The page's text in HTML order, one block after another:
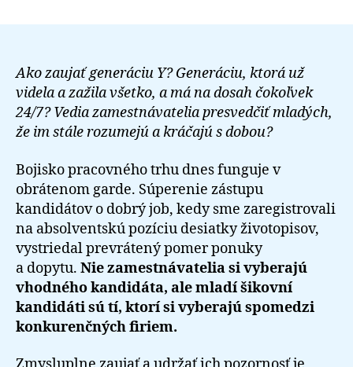
Ako zaujať generáciu Y? Generáciu, ktorá už
videla a zažila všetko, a má na dosah čokoľvek
24/7? Vedia zamestnávatelia presvedčiť mladých,
že im stále rozumejú a kráčajú s dobou?
Bojisko pracovného trhu dnes funguje v
obrátenom garde. Súperenie zástupu
kandidátov o dobrý job, kedy sme zaregistrovali
na absolventskú pozíciu desiatky životopisov,
vystriedal prevrátený pomer ponuky
a dopytu. Nie zamestnávatelia si vyberajú
vhodného kandidáta, ale mladí šikovní
kandidáti sú tí, ktorí si vyberajú spomedzi
konkurenčných firiem.